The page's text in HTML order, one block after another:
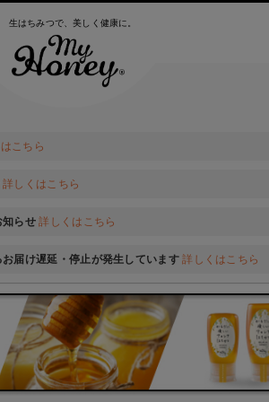
生はちみつで、美しく健康に。
こちら
詳しくはこちら
知らせ 詳しくはこちら
届け遅延・停止が発生しています 詳しくはこちら